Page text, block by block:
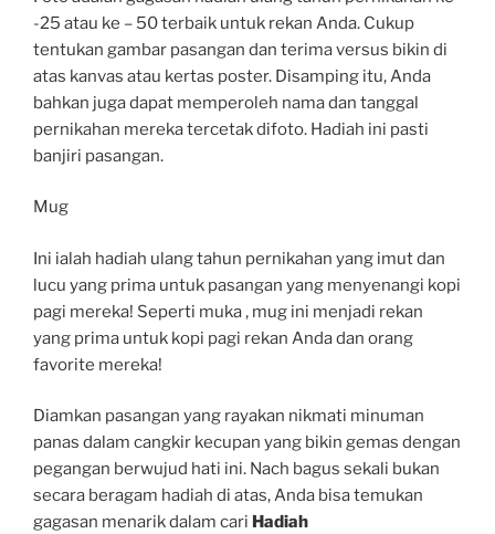
-25 atau ke – 50 terbaik untuk rekan Anda. Cukup
tentukan gambar pasangan dan terima versus bikin di
atas kanvas atau kertas poster. Disamping itu, Anda
bahkan juga dapat memperoleh nama dan tanggal
pernikahan mereka tercetak difoto. Hadiah ini pasti
banjiri pasangan.
Mug
Ini ialah hadiah ulang tahun pernikahan yang imut dan
lucu yang prima untuk pasangan yang menyenangi kopi
pagi mereka! Seperti muka , mug ini menjadi rekan
yang prima untuk kopi pagi rekan Anda dan orang
favorite mereka!
Diamkan pasangan yang rayakan nikmati minuman
panas dalam cangkir kecupan yang bikin gemas dengan
pegangan berwujud hati ini. Nach bagus sekali bukan
secara beragam hadiah di atas, Anda bisa temukan
gagasan menarik dalam cari Hadiah